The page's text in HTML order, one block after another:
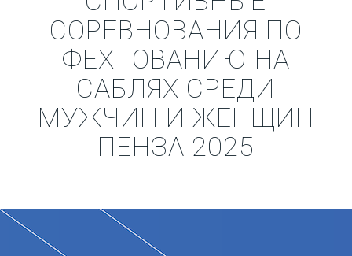
СОРЕВНОВАНИЯ ПО
ФЕХТОВАНИЮ НА
САБЛЯХ СРЕДИ
МУЖЧИН И ЖЕНЩИН
ПЕНЗА 2025